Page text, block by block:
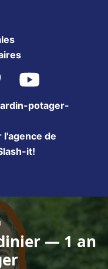
YouTube
potager-
l'agence de
it!
— 1 an